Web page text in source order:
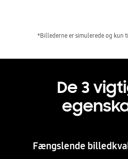
*Billederne er simulerede og kun
De 3
Fængslende